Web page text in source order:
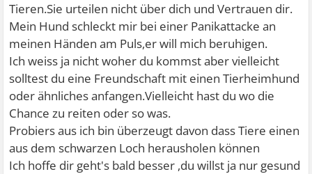
Tieren.Sie urteilen nicht über dich und Vertrauen dir.
Mein Hund schleckt mir bei einer Panikattacke an
meinen Händen am Puls,er will mich beruhigen.
Ich weiss ja nicht woher du kommst aber vielleicht
solltest du eine Freundschaft mit einen Tierheimhund
oder ähnliches anfangen.Vielleicht hast du wo die
Chance zu reiten oder so was.
Probiers aus ich bin überzeugt davon dass Tiere einen
aus dem schwarzen Loch herausholen können
Ich hoffe dir geht's bald besser ,du willst ja nur gesund